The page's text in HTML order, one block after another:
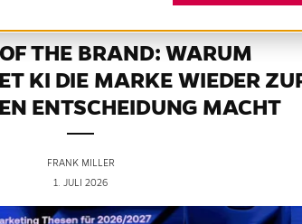
THE BRAND: WARUM
KI DIE MARKE WIEDER
ENTSCHEIDUNG MACHT
FRANK MILLER
1. JULI 2026